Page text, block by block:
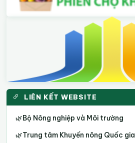
LIÊN KẾT WEBSITE
🌿Bộ Nông nghiệp và Môi trường
🌿Trung tâm Khuyến nông Quốc gia